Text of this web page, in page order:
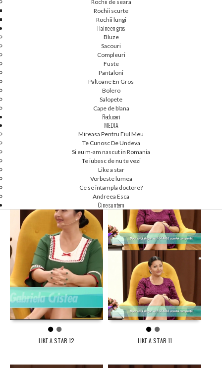
Rochii de seara
Rochii scurte
Rochii lungi
Haine en gros
Bluze
Sacouri
Compleuri
Fuste
Pantaloni
Paltoane En Gros
Bolero
Salopete
Cape de blana
Reduceri
MEDIA
Mireasa Pentru Fiul Meu
Te Cunosc De Undeva
Si eu m-am nascut in Romania
Te iubesc de nu te vezi
Like a star
Vorbeste lumea
Ce se intampla doctore?
Andreea Esca
Cine suntem
LIKE A STAR 14 LIKE A STAR 13
1 2
LIKE A STAR 12
1 2
LIKE A STAR 11